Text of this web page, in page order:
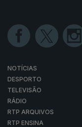
NOTÍCIAS
DESPORTO
TELEVISÃO
RÁDIO
RTP ARQUIVOS
RTP ENSINA